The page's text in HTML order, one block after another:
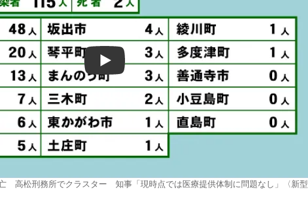
Play
高松刑務所でクラスター 知事「現時点では医療提供体制に問題なし」〈新型